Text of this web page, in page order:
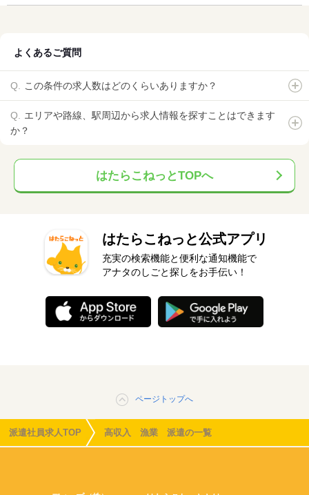
よくあるご質問
この条件の求人数はどのくらいありますか？
エリアや路線、駅周辺から求人情報を探すことはできます
か？
はたらこねっとTOPへ
はたらこねっと公式アプリ
充実の検索機能と便利な通知機能で
アナタのしごと探しをお手伝い！
ページトップへ
派遣社員求人TOP 高収入 漁業 派遣の一覧